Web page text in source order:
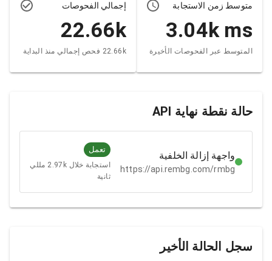
متوسط زمن الاستجابة
3.04kms
المتوسط عبر الفحوصات الأخيرة
إجمالي الفحوصات
22.66k
22.66k فحص إجمالي منذ البداية
حالة نقطة نهاية API
واجهة إزالة الخلفية
https://api.rembg.com/rmbg
تعمل
استجابة خلال 2.97k مللي
ثانية
سجل الحالة الأخير